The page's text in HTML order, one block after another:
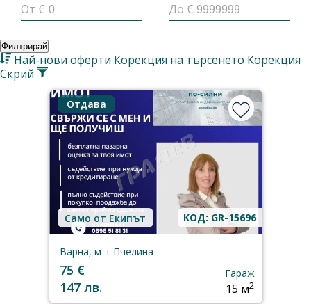
От €
До €
Филтрирай
Най-нови оферти Корекция на търсенето Корекция
Скрий
Отдава
Само от Екипът КОД: GR-15696
Варна, м-т Пчелина
75 €
147 лв.
Гараж
15 м2